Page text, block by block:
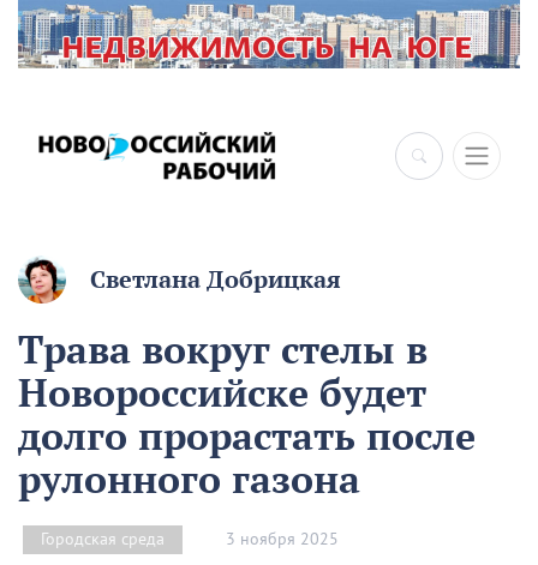
×
Светлана Добрицкая
Трава вокруг стелы в
Новороссийске будет
долго прорастать после
рулонного газона
Городская среда 3 ноября 2025